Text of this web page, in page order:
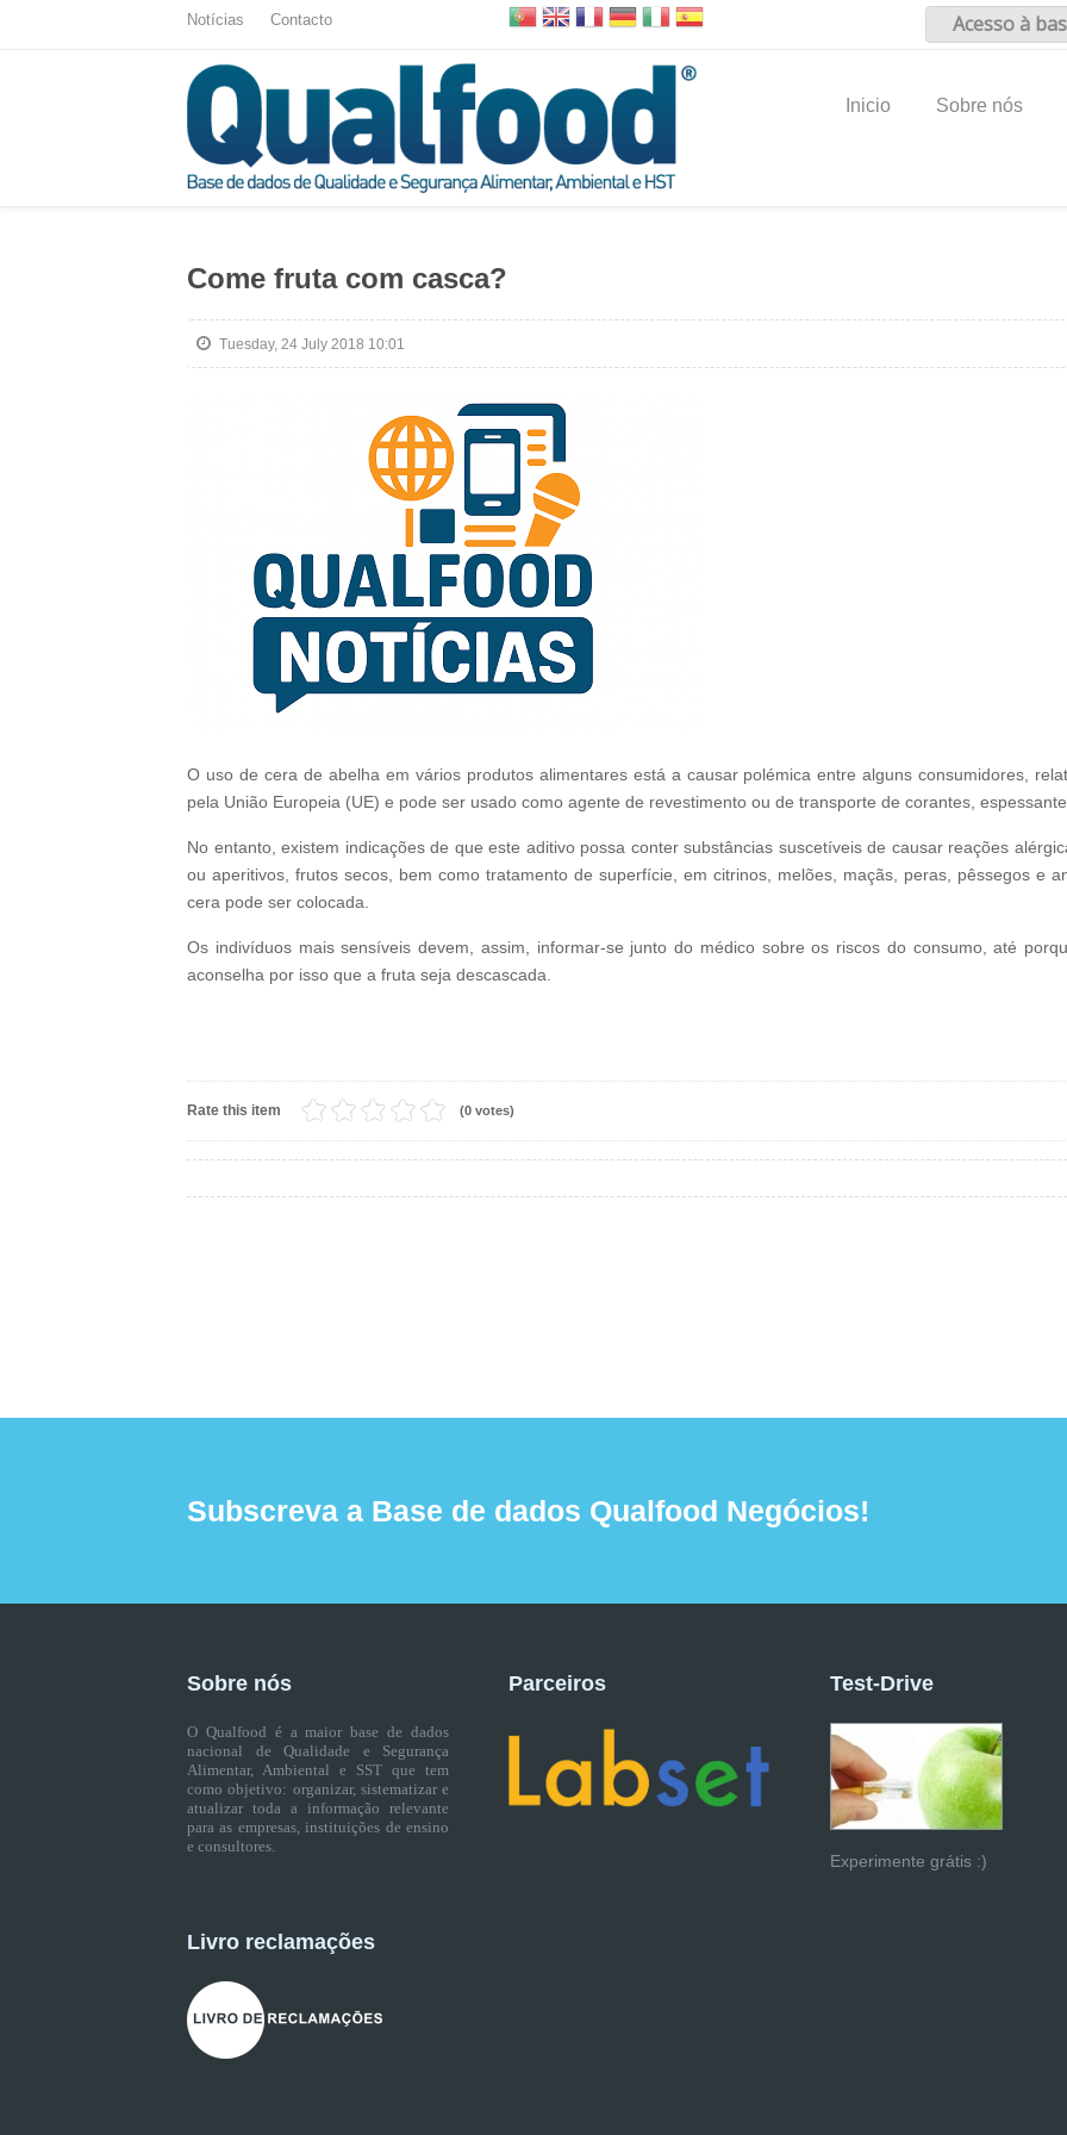
Notícias Contacto Acesso à
Inicio Sobre nós
Come fruta com casca?
Tuesday, 24 July 2018 10:01
O uso de cera de abelha em vários produtos alimentares está a causar polémica entre alguns consumidores,
pela União Europeia (UE) e pode ser usado como agente de revestimento ou de transporte de corantes,
No entanto, existem indicações de que este aditivo possa conter substâncias suscetíveis de causar reações
ou aperitivos, frutos secos, bem como tratamento de superfície, em citrinos, melões, maçãs, peras, pêssegos e
cera pode ser colocada.
Os indivíduos mais sensíveis devem, assim, informar-se junto do médico sobre os riscos do consumo, até
aconselha por isso que a fruta seja descascada.
Rate this item (0 votes)
Subscreva a Base de dados Qualfood Negócios!
Sobre nós
O Qualfood é a maior base de dados
nacional de Qualidade e Segurança
Alimentar, Ambiental e SST que tem
como objetivo: organizar, sistematizar e
atualizar toda a informação relevante
para as empresas, instituições de ensino
e consultores.
Livro reclamações
Parceiros Test-Drive
Experimente grátis :)